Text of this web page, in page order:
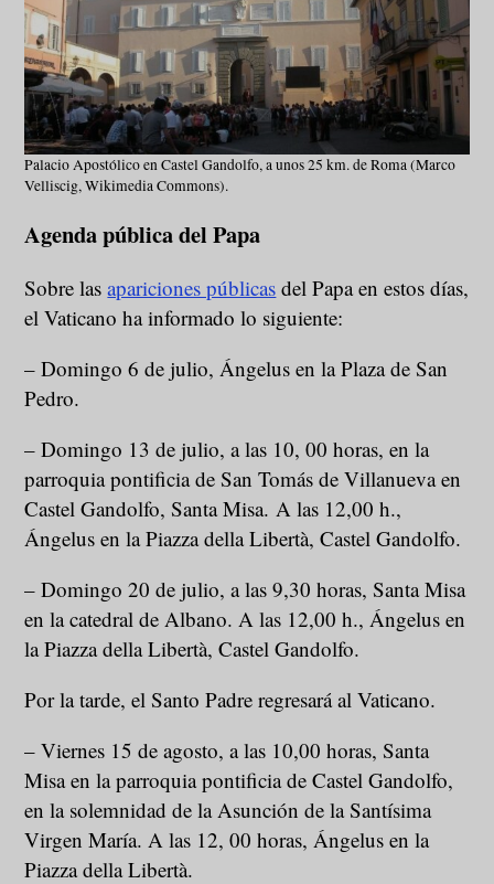
Palacio Apostólico en Castel Gandolfo, a unos 25 km. de Roma (Marco
Velliscig, Wikimedia Commons).
Agenda pública del Papa
Sobre lasapariciones públicas del Papa en estos días,
el Vaticano ha informado lo siguiente:
– Domingo 6 de julio, Ángelus en la Plaza de San
Pedro.
– Domingo 13 de julio, a las 10, 00 horas, en la
parroquia pontificia de San Tomás de Villanueva en
Castel Gandolfo, Santa Misa. A las 12,00 h.,
Ángelus en la Piazza della Libertà, Castel Gandolfo.
– Domingo 20 de julio, a las 9,30 horas, Santa Misa
en la catedral de Albano. A las 12,00 h., Ángelus en
la Piazza della Libertà, Castel Gandolfo.
Por la tarde, el Santo Padre regresará al Vaticano.
– Viernes 15 de agosto, a las 10,00 horas, Santa
Misa en la parroquia pontificia de Castel Gandolfo,
en la solemnidad de la Asunción de la Santísima
Virgen María. A las 12, 00 horas, Ángelus en la
Piazza della Libertà.